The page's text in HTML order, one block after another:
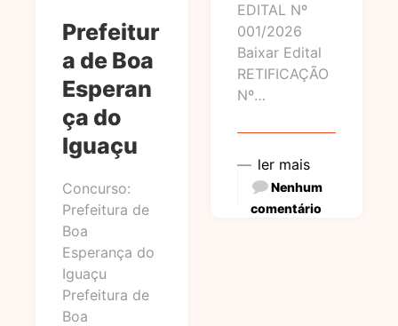
Prefeitur
a de Boa
Esperan
ça do
Iguaçu
Concurso:
Prefeitura de
Boa
Esperança do
Iguaçu
Prefeitura de
Boa
EDITAL Nº
001/2026
Baixar Edital
RETIFICAÇÃO
Nº…
ler mais
Nenhum
comentário